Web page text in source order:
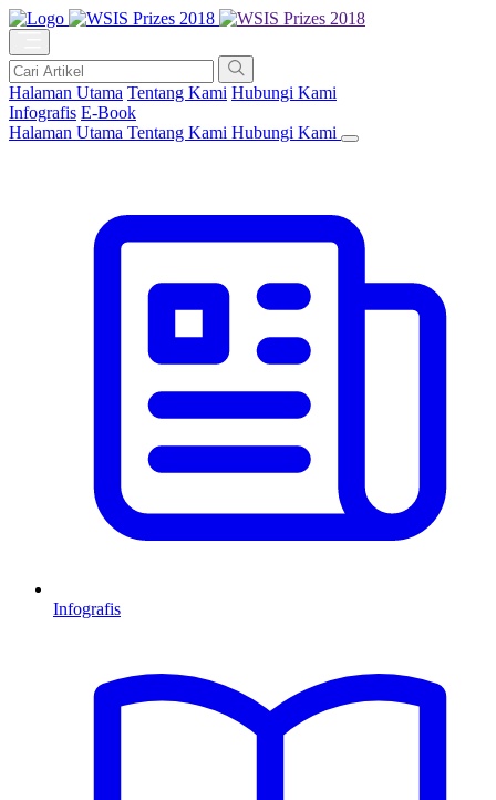
Halaman Utama Tentang Kami Hubungi Kami
Infografis E-Book
Halaman Utama Tentang Kami Hubungi Kami
Infografis